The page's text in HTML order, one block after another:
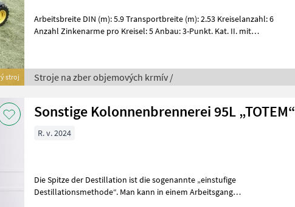
stroj
Arbeitsbreite DIN (m): 5.9 Transportbreite (m): 2.53 Kreiselanzahl: 6
Anzahl Zinkenarme pro Kreisel: 5 Anbau: 3-Punkt. Kat. II. mit
Stroje na zber objemových krmív /
Sonstige Kolonnenbrennerei 95L „TOTEM“
R. v. 2024
Die Spitze der Destillation ist die sogenannte „einstufige
Destillationsmethode“. Man kann in einem Arbeitsgang